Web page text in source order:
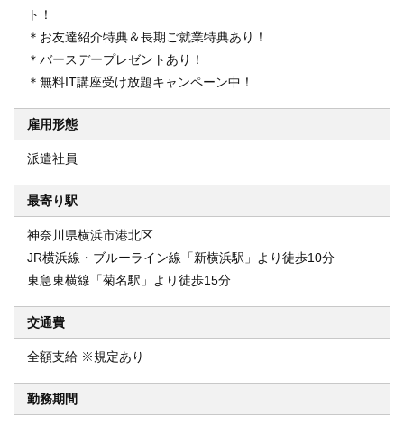
ト！
＊お友達紹介特典＆長期ご就業特典あり！
＊バースデープレゼントあり！
＊無料IT講座受け放題キャンペーン中！
雇用形態
派遣社員
最寄り駅
神奈川県横浜市港北区
JR横浜線・ブルーライン線「新横浜駅」より徒歩10分
東急東横線「菊名駅」より徒歩15分
交通費
全額支給 ※規定あり
勤務期間